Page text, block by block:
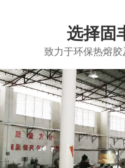
选择固
致力于环保热熔